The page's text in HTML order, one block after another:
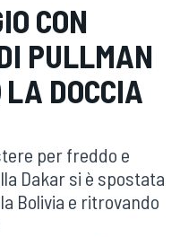
CON
PULLMAN
DOCCIA
per freddo e
Dakar si è spostata
Bolivia e ritrovando